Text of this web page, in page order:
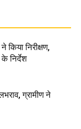
किया निरीक्षण,
के निर्देश
ग्रामीण ने